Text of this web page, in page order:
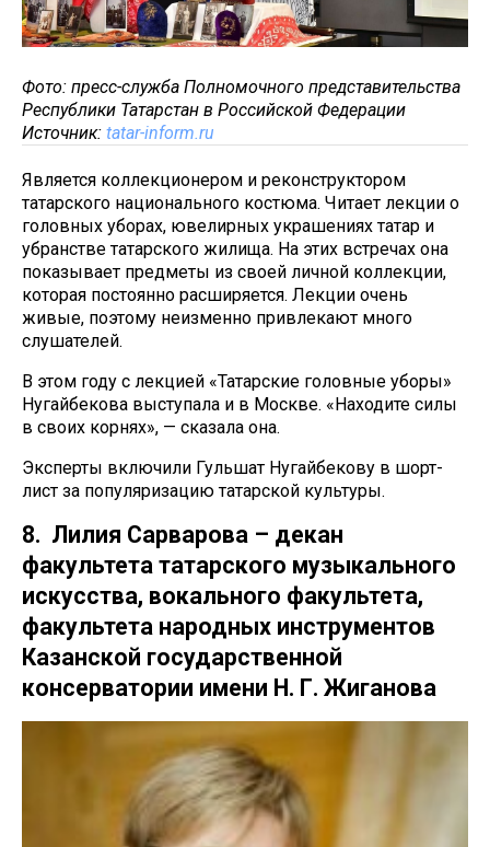
Фото: пресс-служба Полномочного представительства
Республики Татарстан в Российской Федерации
Источник: tatar-inform.ru
Является коллекционером и реконструктором
татарского национального костюма. Читает лекции о
головных уборах, ювелирных украшениях татар и
убранстве татарского жилища. На этих встречах она
показывает предметы из своей личной коллекции,
которая постоянно расширяется. Лекции очень
живые, поэтому неизменно привлекают много
слушателей.
В этом году с лекцией «Татарские головные уборы»
Нугайбекова выступала и в Москве. «Находите силы
в своих корнях», — сказала она.
Эксперты включили Гульшат Нугайбекову в шорт-
лист за популяризацию татарской культуры.
8. Лилия Сарварова – декан
факультета татарского музыкального
искусства, вокального факультета,
факультета народных инструментов
Казанской государственной
консерватории имени Н. Г. Жиганова